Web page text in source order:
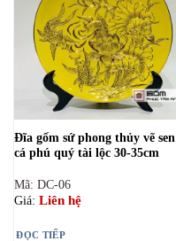
Đĩa gốm sứ phong thủy vẽ sen
cá phú quý tài lộc 30-35cm
Mã: DC-06
Giá: Liên hệ
ĐỌC TIẾP